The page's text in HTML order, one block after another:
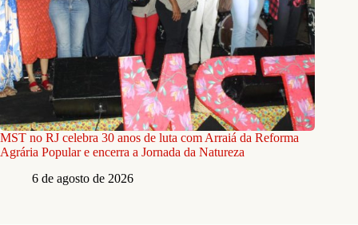
MST no RJ celebra 30 anos de luta com Arraiá da Reforma
Agrária Popular e encerra a Jornada da Natureza
6 de agosto de 2026